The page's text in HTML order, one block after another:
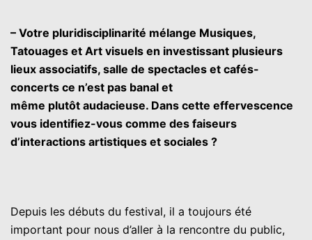
– Votre pluridisciplinarité mélange Musiques,
Tatouages et Art visuels en investissant plusieurs
lieux associatifs, salle de spectacles et cafés-
concerts ce n’est pas banal et
même plutôt audacieuse. Dans cette effervescence
vous identifiez-vous comme des faiseurs
d’interactions artistiques et sociales ?
Depuis les débuts du festival, il a toujours été
important pour nous d’aller à la rencontre du public,